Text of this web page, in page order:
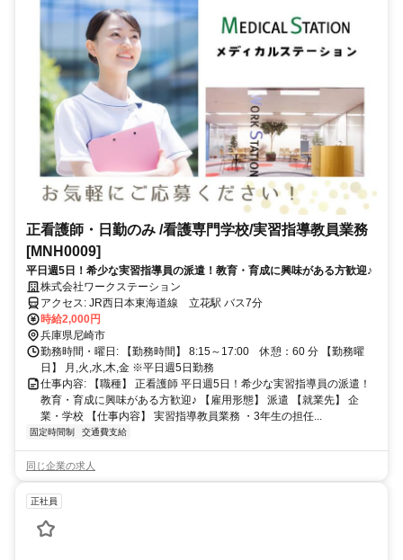
正看護師・日勤のみ /看護専門学校/実習指導教員業務
[MNH0009]
平日週5日！希少な実習指導員の派遣！教育・育成に興味がある方歓迎♪
株式会社ワークステーション
アクセス: JR西日本東海道線 立花駅 バス7分
時給2,000円
兵庫県尼崎市
勤務時間・曜日: 【勤務時間】 8:15～17:00 休憩：60 分 【勤務曜
日】 月,火,水,木,金 ※平日週5日勤務
仕事内容: 【職種】 正看護師 平日週5日！希少な実習指導員の派遣！
教育・育成に興味がある方歓迎♪ 【雇用形態】 派遣 【就業先】 企
業・学校 【仕事内容】 実習指導教員業務 ・3年生の担任...
固定時間制 交通費支給
同じ企業の求人
正社員